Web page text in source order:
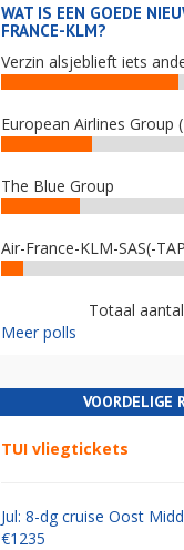
WAT IS EEN GOEDE
FRANCE-KLM?
Verzin alsjeblieft iets
European Airlines Group
The Blue Group
Air-France-KLM-SAS(-
Totaal
Meer polls
VOORDELIGE
TUI vliegtickets
Jul: 8-dg cruise Oost
€1235